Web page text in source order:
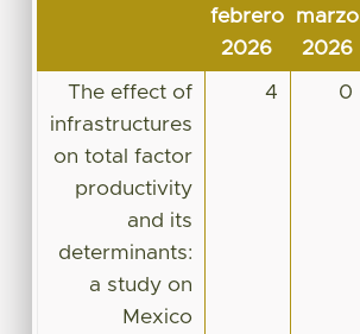
febrero
2026
marzo
2026
The effect of
infrastructures
on total factor
productivity
and its
determinants:
a study on
Mexico
4 0